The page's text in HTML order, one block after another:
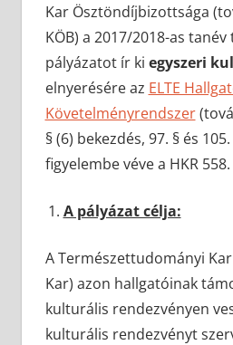
Kar Ösztöndíjbizottsága
KÖB) a 2017/2018-as
pályázatot ír ki egyszeri
elnyerésére az ELTE
Követelményrendszer
§ (6) bekezdés, 97. § és
figyelembe véve a HKR
A pályázat célja:
A Természettudományi
Kar) azon hallgatóinak
kulturális rendezvényen
kulturális rendezvényt